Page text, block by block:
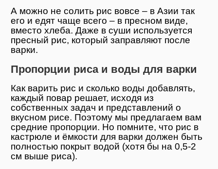
А можно не солить рис вовсе – в Азии так
его и едят чаще всего – в пресном виде,
вместо хлеба. Даже в суши используется
пресный рис, который заправляют после
варки.
Пропорции риса и воды для варки
Как варить рис и сколько воды добавлять,
каждый повар решает, исходя из
собственных задач и представлений о
вкусном рисе. Поэтому мы предлагаем вам
средние пропорции. Но помните, что рис в
кастрюле и ёмкости для варки должен быть
полностью покрыт водой (хотя бы на 0,5-2
см выше риса).